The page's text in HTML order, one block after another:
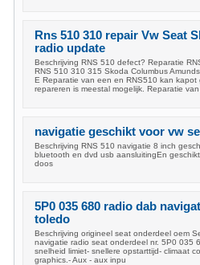
Rns 510 310 repair Vw Seat
radio update
Beschrijving RNS 510 defect? Reparatie
RNS 510 310 315 Skoda Columbus
E Reparatie van een en RNS510 kan
repareren is meestal mogelijk. Reparatie
navigatie geschikt voor vw
Beschrijving RNS 510 navigatie 8 inch
bluetooth en dvd usb aansluitingEn
doos
5P0 035 680 radio dab
toledo
Beschrijving origineel seat onderdeel oem
navigatie radio seat onderdeel nr. 5P0 035
snelheid limiet- snellere opstarttijd- climaat
graphics.- Aux - aux inpu